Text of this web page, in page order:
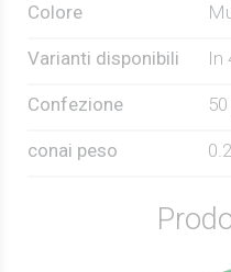
Colore
Varianti disponibili In
Confezione
conai peso